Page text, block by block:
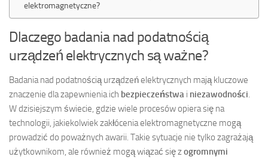
elektromagnetyczne?
Dlaczego badania nad podatnością
urządzeń elektrycznych są ważne?
Badania nad podatnością urządzeń elektrycznych mają kluczowe
znaczenie dla zapewnienia ich bezpieczeństwa i niezawodności.
W dzisiejszym świecie, gdzie wiele procesów opiera się na
technologii, jakiekolwiek zakłócenia elektromagnetyczne mogą
prowadzić do poważnych awarii. Takie sytuacje nie tylko zagrażają
użytkownikom, ale również mogą wiązać się zogromnymi